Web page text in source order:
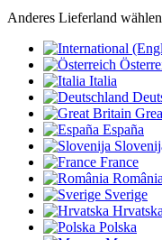
Anderes Lieferland wählen
Italia
España
France
România
Sverige
Hrvatska
Polska